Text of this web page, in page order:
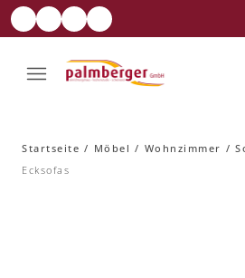
Startseite Möbel Wohnzimmer
Ecksofas